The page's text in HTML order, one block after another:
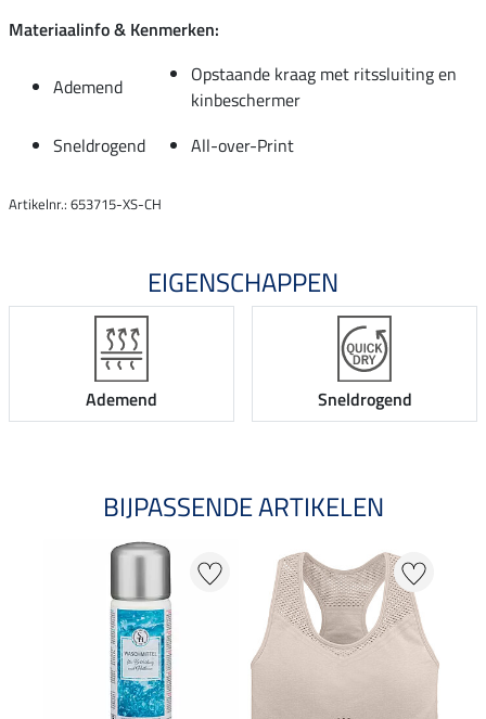
Materiaalinfo & Kenmerken:
Ademend
Opstaande kraag met ritssluiting en
kinbeschermer
Sneldrogend
All-over-Print
Artikelnr.: 653715-XS-CH
EIGENSCHAPPEN
Ademend Sneldrogend
BIJPASSENDE ARTIKELEN